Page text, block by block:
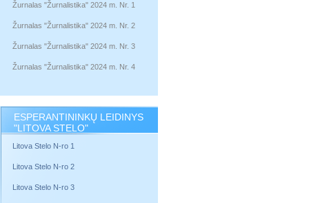
Žurnalas "Žurnalistika" 2024 m. Nr. 1
Žurnalas "Žurnalistika" 2024 m. Nr. 2
Žurnalas "Žurnalistika" 2024 m. Nr. 3
Žurnalas "Žurnalistika" 2024 m. Nr. 4
ESPERANTININKŲ LEIDINYS
"LITOVA STELO"
Litova Stelo N-ro 1
Litova Stelo N-ro 2
Litova Stelo N-ro 3